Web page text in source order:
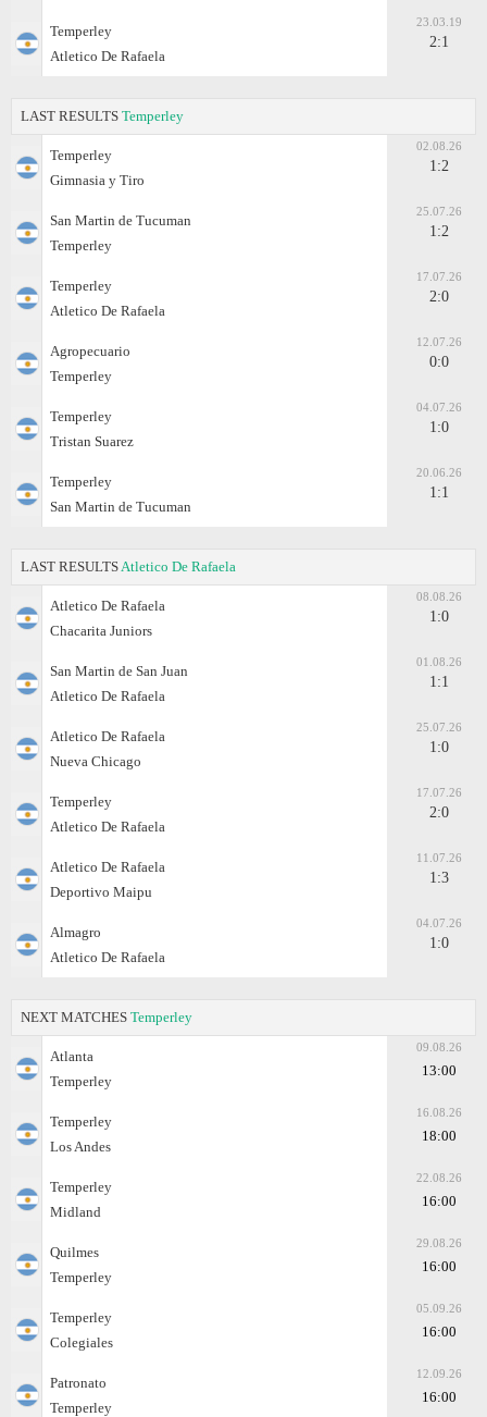
Temperley
Atletico De Rafaela
23.03.19
2:1
LAST RESULTS Temperley
Temperley
Gimnasia y Tiro
02.08.26
1:2
San Martin de Tucuman
Temperley
25.07.26
1:2
Temperley
Atletico De Rafaela
17.07.26
2:0
Agropecuario
Temperley
12.07.26
0:0
Temperley
Tristan Suarez
04.07.26
1:0
Temperley
San Martin de Tucuman
20.06.26
1:1
LAST RESULTS Atletico De Rafaela
Atletico De Rafaela
Chacarita Juniors
08.08.26
1:0
San Martin de San Juan
Atletico De Rafaela
01.08.26
1:1
Atletico De Rafaela
Nueva Chicago
25.07.26
1:0
Temperley
Atletico De Rafaela
17.07.26
2:0
Atletico De Rafaela
Deportivo Maipu
11.07.26
1:3
Almagro
Atletico De Rafaela
04.07.26
1:0
NEXT MATCHES Temperley
Atlanta
Temperley
09.08.26
13:00
Temperley
Los Andes
16.08.26
18:00
Temperley
Midland
22.08.26
16:00
Quilmes
Temperley
29.08.26
16:00
Temperley
Colegiales
05.09.26
16:00
Patronato
Temperley
12.09.26
16:00